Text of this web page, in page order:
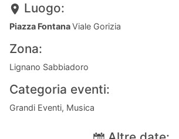
Luogo:
Piazza FontanaViale Gorizia
Zona:
Lignano Sabbiadoro
Categoria eventi:
Grandi Eventi, Musica